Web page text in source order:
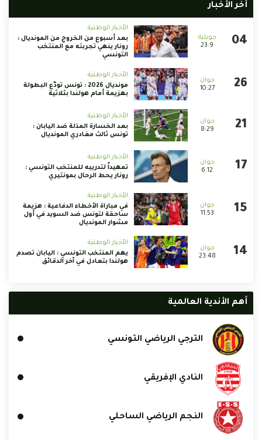
أخر الأخبار
23:9
الأخبار الوطنية
بعد أسبوع من الخروج من المونديال :
رونار ينهي تجربته مع المنتخب
التونسي
10:27
الأخبار الوطنية
مونديال 2026 : تونس تودّع البطولة
بهزيمة أمام هولندا بثلاثية
8:29
الأخبار الوطنية
بعد الخسارة المذلة ضد اليابان :
تونس ثالث مغادري المونديال
6:12
الأخبار الوطنية
تمهيداً لتدريبه للمنتخب التونسي :
رونار يحط الرحال بمونتيري
11:53
الأخبار الوطنية
في مباراة الأخطاء الدفاعية : هزيمة
ساحقة لتونس ضد السويد في أول
مشوار المونديال
23:48
الأخبار الوطنية
يهم المنتخب التونسي : اليابان تصدم
هولندا بتعادل في آخر الدقائق
أهم الأندية العالمية
الترجي الرياضي التونسي
النادي الإفريقي
النجم الرياضي الساحلي